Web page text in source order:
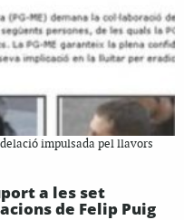
impulsada pel llavors
a les set
de Felip Puig